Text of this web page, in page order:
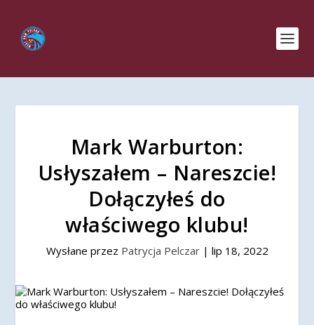
Mark Warburton:
Usłyszałem – Nareszcie!
Dołączyłeś do
właściwego klubu!
Wysłane przez Patrycja Pelczar| lip 18, 2022